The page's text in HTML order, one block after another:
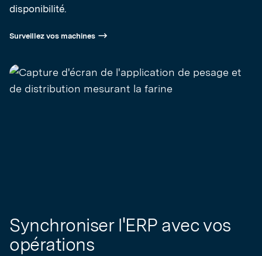
disponibilité.
Surveillez vos machines
Synchroniser l'ERP avec vos
opérations